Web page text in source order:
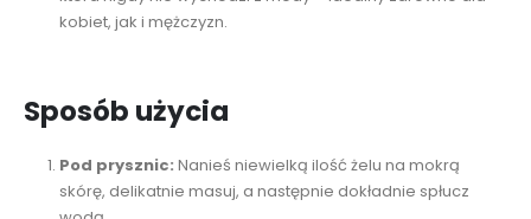
kobiet, jak i mężczyzn.
Sposób użycia
Pod prysznic: Nanieś niewielką ilość żelu na mokrą
skórę, delikatnie masuj, a następnie dokładnie spłucz